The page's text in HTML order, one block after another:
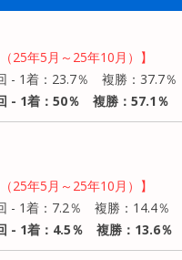
25年5月～25年10月）】
- 1着：23.7％ 複勝：37.7％
- 1着：50％ 複勝：57.1％
25年5月～25年10月）】
- 1着：7.2％ 複勝：14.4％
- 1着：4.5％ 複勝：13.6％